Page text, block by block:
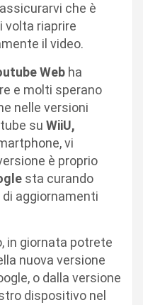
che è
volta riaprire
il video.
Web ha
e molti sperano
nelle versioni
su WiiU,
vi
è proprio
sta curando
aggiornamenti
in giornata potrete
nuova versione
o dalla versione
dispositivo nel